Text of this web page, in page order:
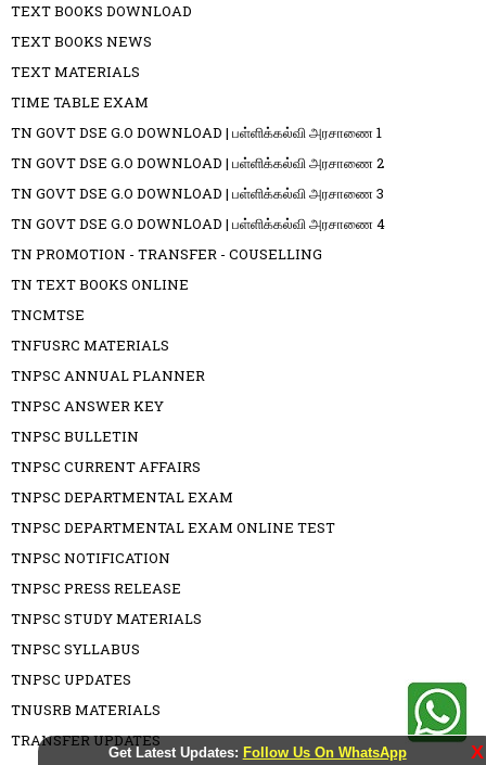
Get Latest Updates: Follow Us On WhatsApp X
TEXT BOOKS DOWNLOAD
TEXT BOOKS NEWS
TEXT MATERIALS
TIME TABLE EXAM
TN GOVT DSE G.O DOWNLOAD | பள்ளிக்கல்வி அரசாணை 1
TN GOVT DSE G.O DOWNLOAD | பள்ளிக்கல்வி அரசாணை 2
TN GOVT DSE G.O DOWNLOAD | பள்ளிக்கல்வி அரசாணை 3
TN GOVT DSE G.O DOWNLOAD | பள்ளிக்கல்வி அரசாணை 4
TN PROMOTION - TRANSFER - COUSELLING
TN TEXT BOOKS ONLINE
TNCMTSE
TNFUSRC MATERIALS
TNPSC ANNUAL PLANNER
TNPSC ANSWER KEY
TNPSC BULLETIN
TNPSC CURRENT AFFAIRS
TNPSC DEPARTMENTAL EXAM
TNPSC DEPARTMENTAL EXAM ONLINE TEST
TNPSC NOTIFICATION
TNPSC PRESS RELEASE
TNPSC STUDY MATERIALS
TNPSC SYLLABUS
TNPSC UPDATES
TNUSRB MATERIALS
TRANSFER UPDATES